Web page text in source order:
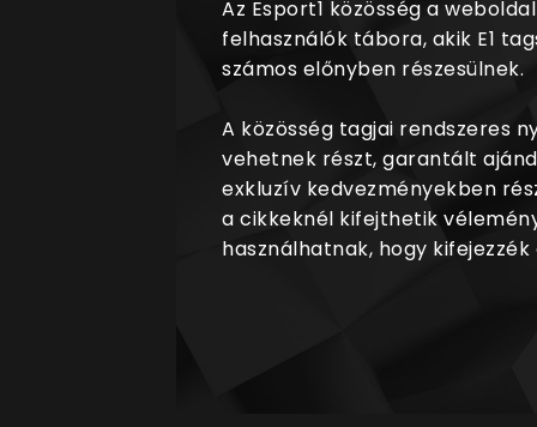
Az Esport1 közösség a
felhasználók tábora, akik E1
számos előnyben részesülnek.
A közösség tagjai rendszeres
vehetnek részt, garantált
exkluzív kedvezményekben
a cikkeknél kifejthetik
használhatnak, hogy